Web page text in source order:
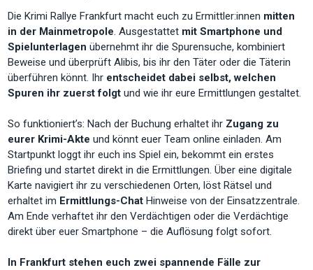
Die Krimi Rallye Frankfurt macht euch zu Ermittler:innen mitten
in der Mainmetropole. Ausgestattet mit Smartphone und
Spielunterlagenübernehmt ihr die Spurensuche, kombiniert
Beweise und überprüft Alibis, bis ihr den Täter oder die Täterin
überführen könnt. Ihr entscheidet dabei selbst, welchen
Spuren ihr zuerst folgt und wie ihr eure Ermittlungen gestaltet.
So funktioniert’s: Nach der Buchung erhaltet ihr Zugang zu
eurer Krimi-Akte und könnt euer Team online einladen. Am
Startpunkt loggt ihr euch ins Spiel ein, bekommt ein erstes
Briefing und startet direkt in die Ermittlungen. Über eine digitale
Karte navigiert ihr zu verschiedenen Orten, löst Rätsel und
erhaltet im Ermittlungs-ChatHinweise von der Einsatzzentrale.
Am Ende verhaftet ihr den Verdächtigen oder die Verdächtige
direkt über euer Smartphone – die Auflösung folgt sofort.
In Frankfurt stehen euch zwei spannende Fälle zur